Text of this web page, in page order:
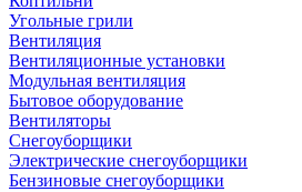
Угольные грили
Вентиляция
Вентиляционные установки
Модульная вентиляция
Бытовое оборудование
Вентиляторы
Снегоуборщики
Электрические снегоуборщики
Бензиновые снегоуборщики